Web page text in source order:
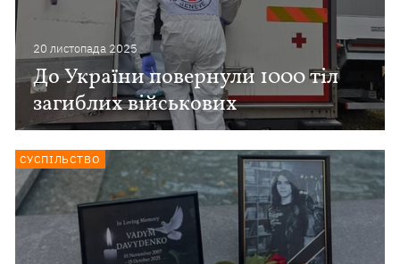
20 листопада 2025
До України повернули 1000 тіл
загиблих військових
СУСПІЛЬСТВО